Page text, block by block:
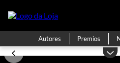
Autores Premios